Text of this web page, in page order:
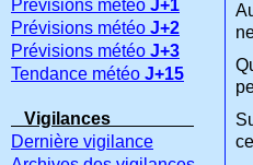
Prévisions météo J+1
Prévisions météo J+2
Prévisions météo J+3
Tendance météo J+15
Vigilances
Dernière vigilance